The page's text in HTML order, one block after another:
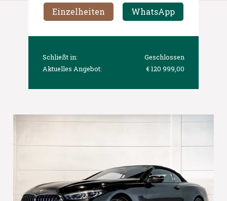
Einzelheiten WhatsApp
Schließt in:
Geschlossen
Aktuelles Angebot:
€ 120 999,00